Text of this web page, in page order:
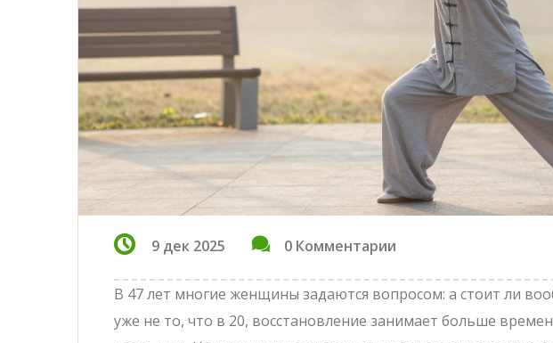
9 дек 2025 0 Комментарии
В 47 лет многие женщины задаются вопросом: а стоит ли
уже не то, что в 20, восстановление занимает больше